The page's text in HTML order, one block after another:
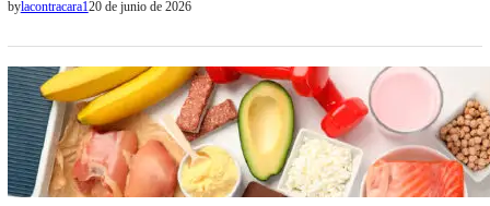
bylacontracara120 de junio de 2026